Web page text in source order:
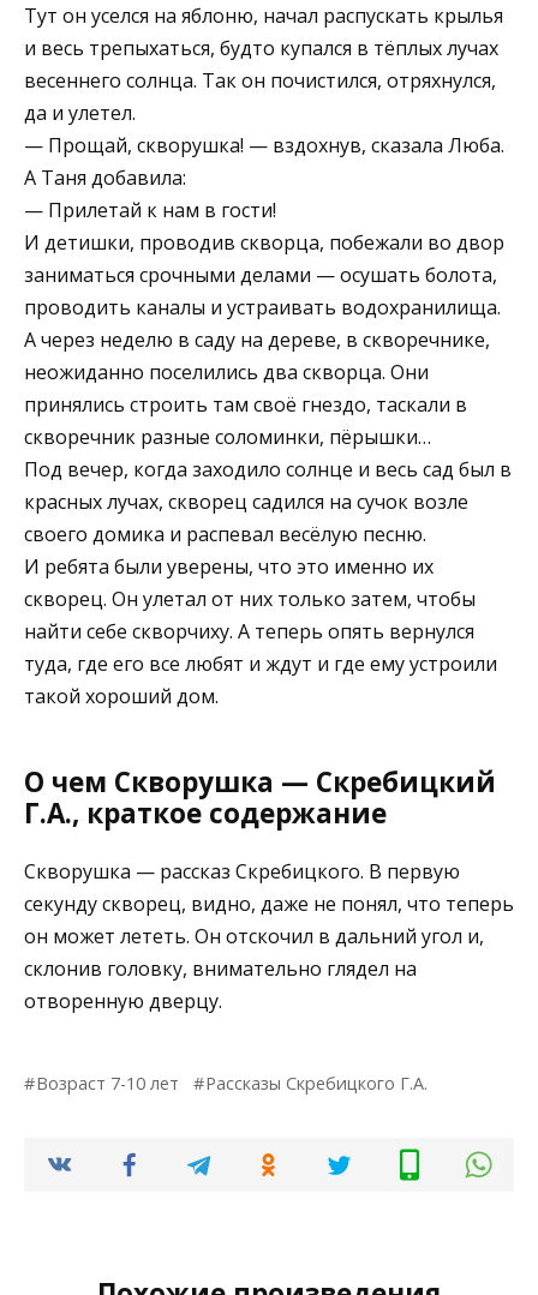
Тут он уселся на яблоню, начал распускать крылья
и весь трепыхаться, будто купался в тёплых лучах
весеннего солнца. Так он почистился, отряхнулся,
да и улетел.
— Прощай, скворушка! — вздохнув, сказала Люба.
А Таня добавила:
— Прилетай к нам в гости!
И детишки, проводив скворца, побежали во двор
заниматься срочными делами — осушать болота,
проводить каналы и устраивать водохранилища.
А через неделю в саду на дереве, в скворечнике,
неожиданно поселились два скворца. Они
принялись строить там своё гнездо, таскали в
скворечник разные соломинки, пёрышки…
Под вечер, когда заходило солнце и весь сад был в
красных лучах, скворец садился на сучок возле
своего домика и распевал весёлую песню.
И ребята были уверены, что это именно их
скворец. Он улетал от них только затем, чтобы
найти себе скворчиху. А теперь опять вернулся
туда, где его все любят и ждут и где ему устроили
такой хороший дом.
О чем Скворушка — Скребицкий
Г.А., краткое содержание
Скворушка — рассказ Скребицкого. В первую
секунду скворец, видно, даже не понял, что теперь
он может лететь. Он отскочил в дальний угол и,
склонив головку, внимательно глядел на
отворенную дверцу.
Возраст 7-10 лет Рассказы Скребицкого Г.А.